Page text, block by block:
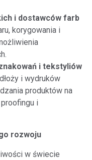
i dostawców farb
korygowania i
i tekstyliów
i wydruków
produktów na
i
rozwoju
w świecie